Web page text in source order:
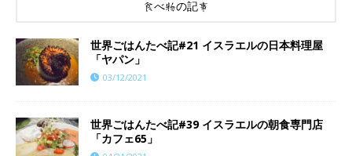
食べ物の記事
世界ごはんたべ記#21 イスラエルの日本料理屋
「ヤパン」
03/12/2021
世界ごはんたべ記#39 イスラエルの朝食専門店
「カフェ65」